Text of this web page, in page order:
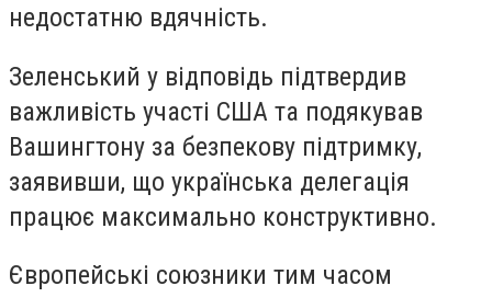
недостатню вдячність.
Зеленський у відповідь підтвердив
важливість участі США та подякував
Вашингтону за безпекову підтримку,
заявивши, що українська делегація
працює максимально конструктивно.
Європейські союзники тим часом